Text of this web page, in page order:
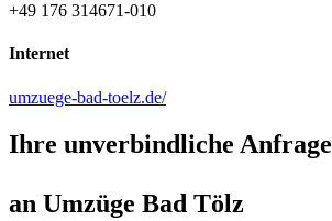
+49 176 314671-010
Internet
umzuege-bad-toelz.de/
Ihre unverbindliche Anfrage
an Umzüge Bad Tölz